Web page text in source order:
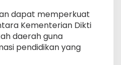
dapat memperkuat
Kementerian Dikti
daerah guna
pendidikan yang